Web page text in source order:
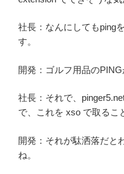
社長：なんにしてもping
す。
開発：ゴルフ用品のPING
社長：それで、
で、これを xso で取るこ
開発：それが駄洒落だと
ね。